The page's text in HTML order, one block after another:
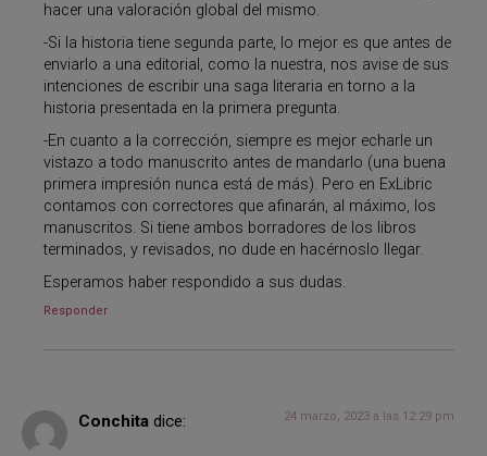
hacer una valoración global del mismo.
-Si la historia tiene segunda parte, lo mejor es que antes de
enviarlo a una editorial, como la nuestra, nos avise de sus
intenciones de escribir una saga literaria en torno a la
historia presentada en la primera pregunta.
-En cuanto a la corrección, siempre es mejor echarle un
vistazo a todo manuscrito antes de mandarlo (una buena
primera impresión nunca está de más). Pero en ExLibric
contamos con correctores que afinarán, al máximo, los
manuscritos. Si tiene ambos borradores de los libros
terminados, y revisados, no dude en hacérnoslo llegar.
Esperamos haber respondido a sus dudas.
Responder
Conchita dice: 24 marzo, 2023 a las 12:29 pm